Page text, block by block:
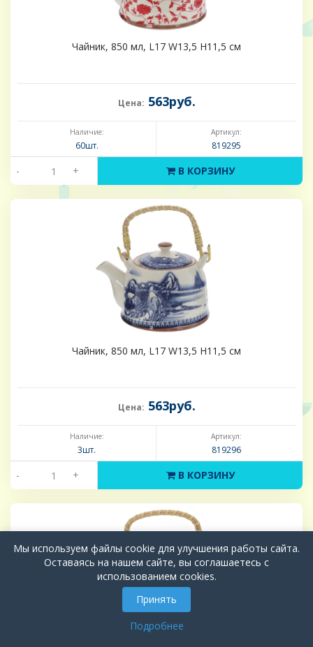
Чайник, 850 мл, L17 W13,5 H11,5 см
Цена: 563руб.
Наличие:
60шт.
Артикул:
819295
- + В КОРЗИНУ
Чайник, 850 мл, L17 W13,5 H11,5 см
Цена: 563руб.
Наличие:
3шт.
Артикул:
819296
- + В КОРЗИНУ
Мы используем файлы cookie для улучшения работы сайта.
Оставаясь на нашем сайте, вы соглашаетесь с
использованием cookies.
Принять
Подробнее